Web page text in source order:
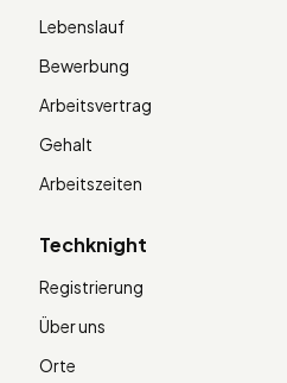
Lebenslauf
Bewerbung
Arbeitsvertrag
Gehalt
Arbeitszeiten
Techknight
Registrierung
Über uns
Orte